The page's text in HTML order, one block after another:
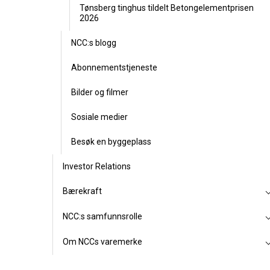
Tønsberg tinghus tildelt Betongelementprisen
2026
NCC:s blogg
Abonnementstjeneste
Bilder og filmer
Sosiale medier
Besøk en byggeplass
Investor Relations
Bærekraft
NCC:s samfunnsrolle
Om NCCs varemerke